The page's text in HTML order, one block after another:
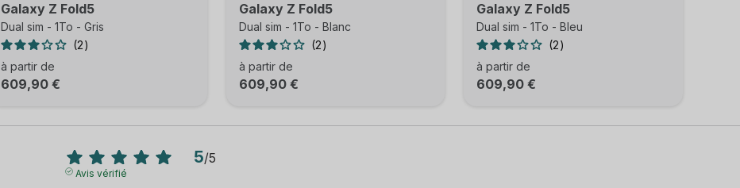
Galaxy Z Fold5
Dual sim - 1To - Gris
2
à partir de
609,90 €
Galaxy Z Fold5
Dual sim - 1To - Blanc
2
à partir de
609,90 €
Galaxy Z Fold5
Dual sim - 1To - Bleu
2
à partir de
609,90 €
5/5
Avis vérifié